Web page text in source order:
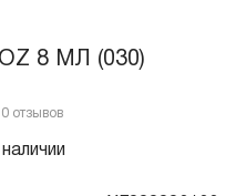
8 МЛ (030)
0 отзывов